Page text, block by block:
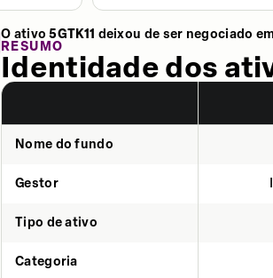
O ativo5GTK11 deixou de ser negociado em
RESUMO
Identidade dos
Nome do fundo
Gestor
Tipo de ativo
Categoria